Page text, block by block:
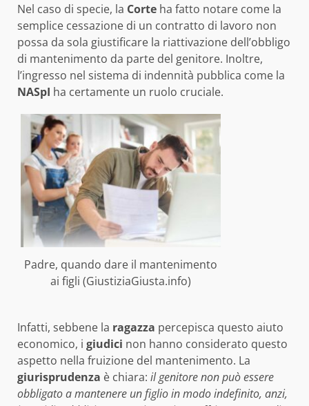
Nel caso di specie, la Corte ha fatto notare come la
semplice cessazione di un contratto di lavoro non
possa da sola giustificare la riattivazione dell’obbligo
di mantenimento da parte del genitore. Inoltre,
l’ingresso nel sistema di indennità pubblica come la
NASpI ha certamente un ruolo cruciale.
Padre, quando dare il mantenimento
ai figli (GiustiziaGiusta.info)
Infatti, sebbene la ragazza percepisca questo aiuto
economico, i giudici non hanno considerato questo
aspetto nella fruizione del mantenimento. La
giurisprudenza è chiara: il genitore non può essere
obbligato a mantenere un figlio in modo indefinito, anzi,